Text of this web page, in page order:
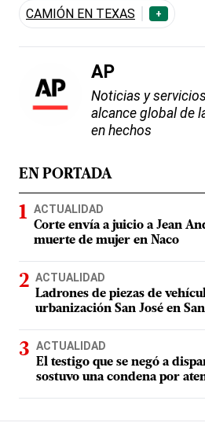
CAMIÓN EN TEXAS +
AP
Noticias y
alcance global de
en hechos
EN PORTADA
ACTUALIDAD
Corte envía a juicio a Jean
muerte de mujer en Naco
ACTUALIDAD
Ladrones de piezas de
urbanización San José en
ACTUALIDAD
El testigo que se negó a
sostuvo una condena por